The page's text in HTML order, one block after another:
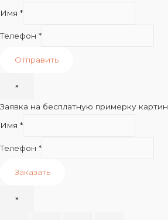
Имя *
Телефон *
Отправить
×
Заявка на бесплатную примерку картин
Имя *
Телефон *
Заказать
×